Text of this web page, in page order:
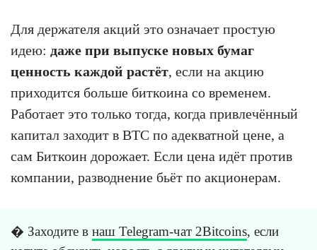
Для держателя акций это означает простую
идею: даже при выпуске новых бумаг
ценность каждой растёт, если на акцию
приходится больше биткоина со временем.
Работает это только тогда, когда привлечённый
капитал заходит в BTC по адекватной цене, а
сам Биткоин дорожает. Если цена идёт против
компании, разводнение бьёт по акционерам.
� Заходите в наш Telegram-чат 2Bitcoins, если